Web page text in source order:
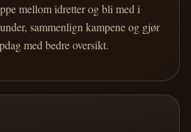
mellom idretter og bli med i
sammenlign kampene og gjør
med bedre oversikt.